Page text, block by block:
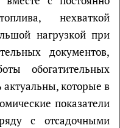
нехваткой
нагрузкой при
документов,
обогатительных
которые в
показатели
с отсадочными